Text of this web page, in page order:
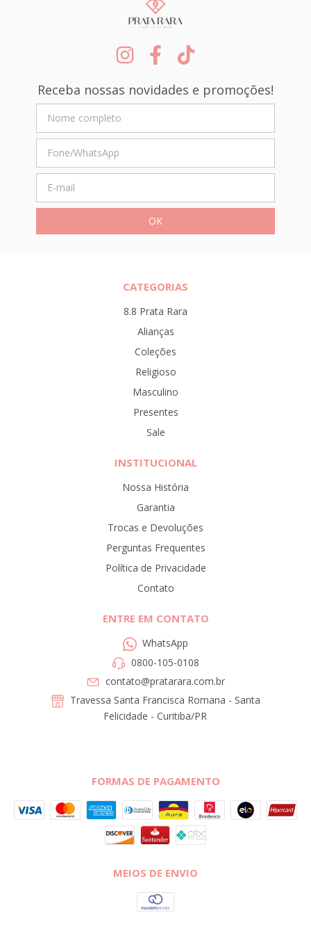
Receba nossas novidades e promoções!
CATEGORIAS
8.8 Prata Rara
Alianças
Coleções
Religioso
Masculino
Presentes
Sale
INSTITUCIONAL
Nossa História
Garantia
Trocas e Devoluções
Perguntas Frequentes
Política de Privacidade
Contato
ENTRE EM CONTATO
WhatsApp
0800-105-0108
contato@pratarara.com.br
Travessa Santa Francisca Romana - Santa
Felicidade - Curitiba/PR
FORMAS DE PAGAMENTO
MEIOS DE ENVIO